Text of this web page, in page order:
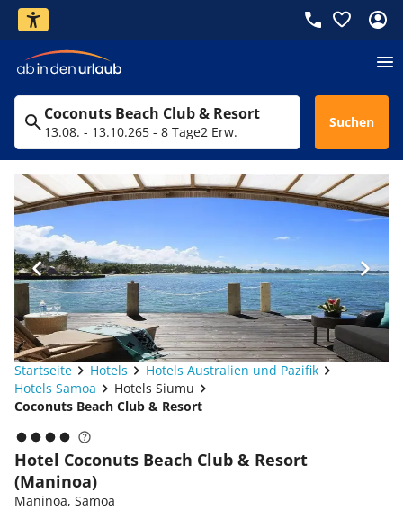
Coconuts Beach Club & Resort
13.08. - 13.10.265 - 8 Tage2 Erw.
Suchen
Startseite Hotels
Hotels Australien und Pazifik
Hotels Samoa
Hotels Siumu
Coconuts Beach Club & Resort
Hotel Coconuts Beach Club & Resort
(Maninoa)
Maninoa, Samoa